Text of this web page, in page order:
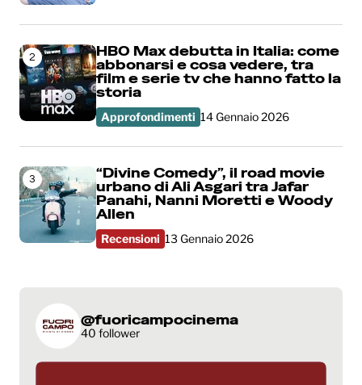
2
HBO Max debutta in Italia: come
abbonarsi e cosa vedere, tra
film e serie tv che hanno fatto la
storia
Approfondimenti 14 Gennaio 2026
3
“Divine Comedy”, il road movie
urbano di Ali Asgari tra Jafar
Panahi, Nanni Moretti e Woody
Allen
Recensioni 13 Gennaio 2026
@fuoricampocinema
40 follower